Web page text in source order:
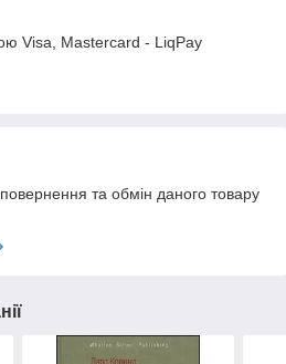
Visa, Mastercard - LiqPay
та обмін даного товару